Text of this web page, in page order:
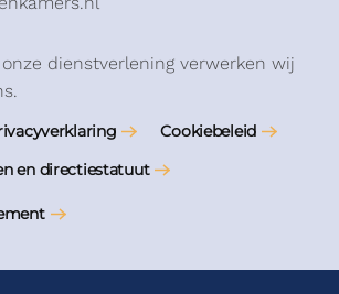
dienstverlening verwerken wij
Cookiebeleid
en directiestatuut